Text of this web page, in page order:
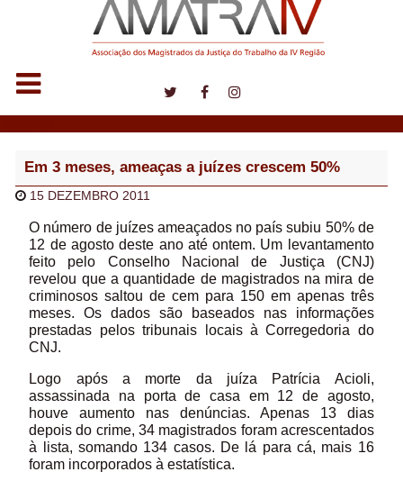
Em 3 meses, ameaças a juízes crescem 50%
15 DEZEMBRO 2011
O número de juízes ameaçados no país subiu 50% de
12 de agosto deste ano até ontem. Um levantamento
feito pelo Conselho Nacional de Justiça (CNJ)
revelou que a quantidade de magistrados na mira de
criminosos saltou de cem para 150 em apenas três
meses. Os dados são baseados nas informações
prestadas pelos tribunais locais à Corregedoria do
CNJ.
Logo após a morte da juíza Patrícia Acioli,
assassinada na porta de casa em 12 de agosto,
houve aumento nas denúncias. Apenas 13 dias
depois do crime, 34 magistrados foram acrescentados
à lista, somando 134 casos. De lá para cá, mais 16
foram incorporados à estatística.